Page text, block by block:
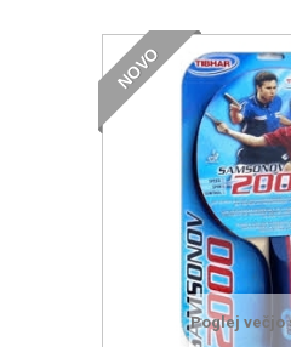
NOVO
Poglej večjo